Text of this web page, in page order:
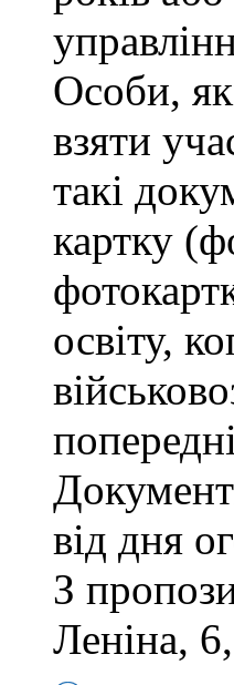
Особи,
взяти
такі
картку
освіту,
від дня
З
Леніна,